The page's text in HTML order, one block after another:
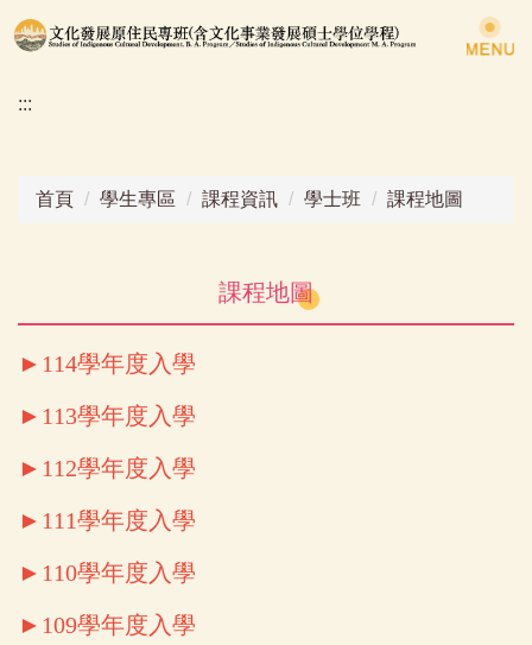
跳
到
要
:::
首頁 學生專區 課程資訊 學士班 課程地圖
課程地圖
►114學年度入學
►113學年度入學
►112學年度入學
►111學年度入學
►110學年度入學
►109學年度入學